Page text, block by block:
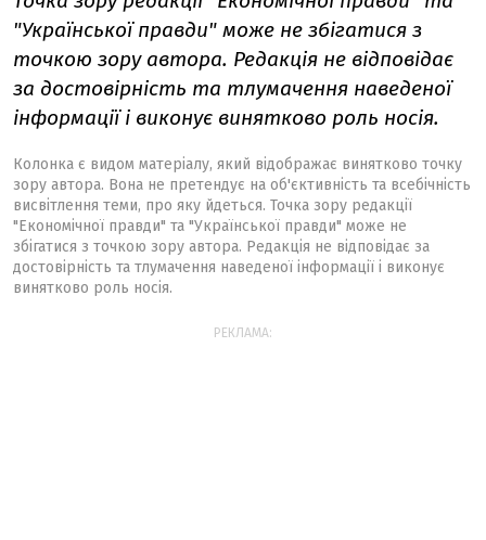
"Української правди" може не збігатися з
точкою зору автора. Редакція не відповідає
за достовірність та тлумачення наведеної
інформації і виконує винятково роль носія.
Колонка є видом матеріалу, який відображає винятково точку
зору автора. Вона не претендує на об'єктивність та всебічність
висвітлення теми, про яку йдеться. Точка зору редакції
"Економічної правди" та "Української правди" може не
збігатися з точкою зору автора. Редакція не відповідає за
достовірність та тлумачення наведеної інформації і виконує
винятково роль носія.
РЕКЛАМА: